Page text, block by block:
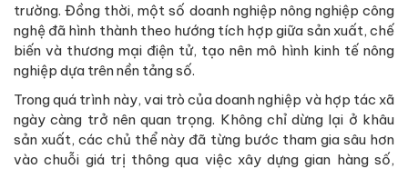
trường. Đồng thời, một số doanh nghiệp nông nghiệp công
nghệ đã hình thành theo hướng tích hợp giữa sản xuất, chế
biến và thương mại điện tử, tạo nên mô hình kinh tế nông
nghiệp dựa trên nền tảng số.
Trong quá trình này, vai trò của doanh nghiệp và hợp tác xã
ngày càng trở nên quan trọng. Không chỉ dừng lại ở khâu
sản xuất, các chủ thể này đã từng bước tham gia sâu hơn
vào chuỗi giá trị thông qua việc xây dựng gian hàng số,